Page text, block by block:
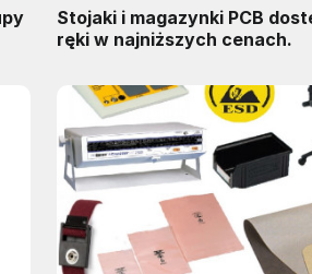
Stojaki i magazynki PCB
ręki w najniższych cenach.